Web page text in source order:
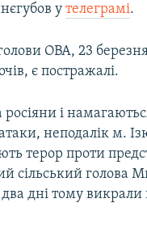
утелеграмі.
ОВА, 23 березня
є постражалі.
і
неподалік м.
терор проти
сільський голова
дні тому викрали